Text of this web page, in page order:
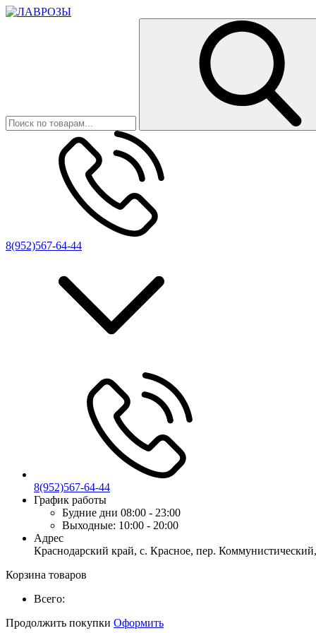
8(952)567-64-44
8(952)567-64-44
График работы
Будние дни 08:00 - 23:00
Выходные: 10:00 - 20:00
Адрес
Краснодарский край, с. Красное, пер.
Корзина товаров
Всего:
Продолжить покупки Оформить